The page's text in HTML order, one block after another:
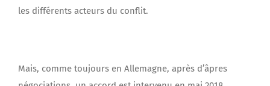
les différents acteurs du conflit.
Mais, comme toujours en Allemagne, après d’âpres